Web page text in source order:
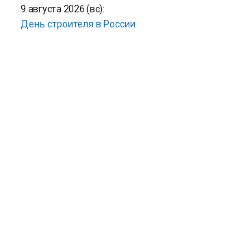
9 августа 2026 (вс):
День строителя в России